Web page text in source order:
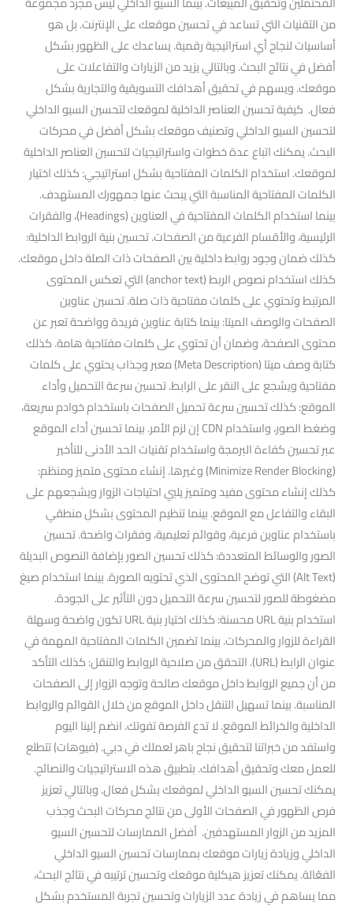
من التقنيات التي تساعد في تحسين موقعك على الإنترنت. بل هو
أساسيات لنجاح أي استراتيجية رقمية. يساعدك على الظهور بشكل
أفضل في نتائج البحث. وبالتالي يزيد من الزيارات والتفاعلات على
موقعك. ويسهم في تحقيق أهدافك التسويقية والتجارية بشكل
فعال. كيفية تحسين العناصر الداخلية لموقعك لتحسين السيو الداخلي
لتحسين السيو الداخلي وتصنيف موقعك بشكل أفضل في محركات
البحث. يمكنك اتباع عدة خطوات واستراتيجيات لتحسين العناصر الداخلية
لموقعك. استخدام الكلمات المفتاحية بشكل استراتيجي: كذلك اختيار
الكلمات المفتاحية المناسبة التي يبحث عنها جمهورك المستهدف.
بينما استخدام الكلمات المفتاحية في العناوين (Headings)، والفقرات
الرئيسية، والأقسام الفرعية من الصفحات. تحسين بنية الروابط الداخلية:
كذلك ضمان وجود روابط داخلية بين الصفحات ذات الصلة داخل موقعك.
كذلك استخدام نصوص الربط (anchor text) التي تعكس المحتوى
المرتبط وتحتوي على كلمات مفتاحية ذات صلة. تحسين عناوين
الصفحات والوصف الميتا: بينما كتابة عناوين فريدة وواضحة تعبر عن
محتوى الصفحة، وضمان أن تحتوي على كلمات مفتاحية هامة. كذلك
كتابة وصف ميتا (Meta Description) معبر وجذاب يحتوي على كلمات
مفتاحية ويشجع على النقر على الرابط. تحسين سرعة التحميل وأداء
الموقع: كذلك تحسين سرعة تحميل الصفحات باستخدام خوادم سريعة،
وضغط الصور، واستخدام CDN إن لزم الأمر. بينما تحسين أداء الموقع
عبر تحسين كفاءة البرمجة واستخدام تقنيات الحد الأدنى للتأخير
(Minimize Render Blocking) وغيرها. إنشاء محتوى متميز ومنظم:
كذلك إنشاء محتوى مفيد ومتميز يلبي احتياجات الزوار ويشجعهم على
البقاء والتفاعل مع الموقع. بينما تنظيم المحتوى بشكل منطقي
باستخدام عناوين فرعية، وقوائم تعليمية، وفقرات واضحة. تحسين
الصور والوسائط المتعددة: كذلك تحسين الصور بإضافة النصوص البديلة
(Alt Text) التي توضح المحتوى الذي تحتويه الصورة. بينما استخدام صيغ
مضغوطة للصور لتحسين سرعة التحميل دون التأثير على الجودة.
استخدام بنية URL محسنة: كذلك اختيار بنية URL تكون واضحة وسهلة
القراءة للزوار والمحركات. بينما تضمين الكلمات المفتاحية المهمة في
عنوان الرابط (URL). التحقق من صلاحية الروابط والتنقل: كذلك التأكد
من أن جميع الروابط داخل موقعك صالحة وتوجه الزوار إلى الصفحات
المناسبة. بينما تسهيل التنقل داخل الموقع من خلال القوائم والروابط
الداخلية والخرائط الموقع. لا تدع الفرصة تفوتك. انضم إلينا اليوم
واستفد من خبراتنا لتحقيق نجاح باهر لعملك في دبي. (فيوهات) تتطلع
للعمل معك وتحقيق أهدافك. بتطبيق هذه الاستراتيجيات والنصائح.
يمكنك تحسين السيو الداخلي لموقعك بشكل فعال. وبالتالي تعزيز
فرص الظهور في الصفحات الأولى من نتائج محركات البحث وجذب
المزيد من الزوار المستهدفين. أفضل الممارسات لتحسين السيو
الداخلي وزيادة زيارات موقعك بممارسات تحسين السيو الداخلي
الفعّالة. يمكنك تعزيز هيكلية موقعك وتحسين ترتيبه في نتائج البحث،
مما يساهم في زيادة عدد الزيارات وتحسين تجربة المستخدم بشكل